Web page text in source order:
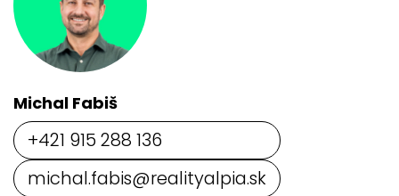
Michal Fabiš
+421 915 288 136
michal.fabis@realityalpia.sk